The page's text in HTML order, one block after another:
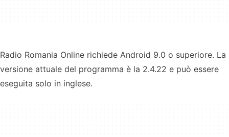
Radio Romania Online richiede Android 9.0 o superiore. La
versione attuale del programma è la 2.4.22 e può essere
eseguita solo in inglese.